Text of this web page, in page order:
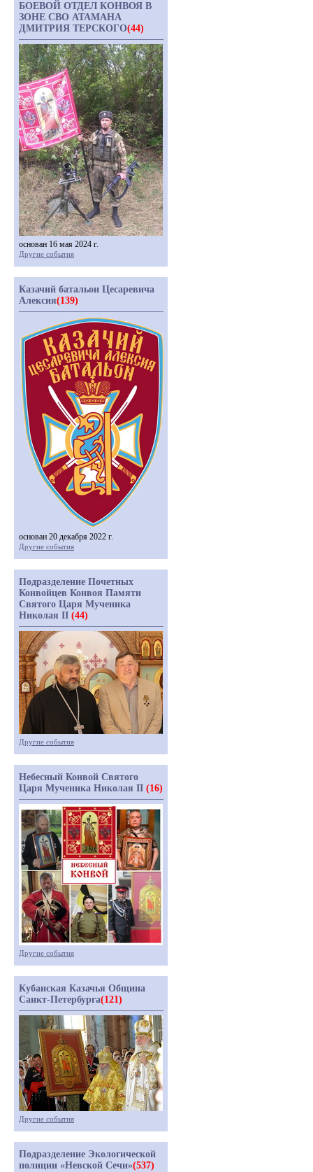
БОЕВОЙ ОТДЕЛ КОНВОЯ В
ЗОНЕ СВО АТАМАНА
ДМИТРИЯ ТЕРСКОГО(44)
основан 16 мая 2024 г.
Другие события
Казачий батальон Цесаревича
Алексия(139)
основан 20 декабря 2022 г.
Другие события
Подразделение Почетных
Конвойцев Конвоя Памяти
Святого Царя Мученика
Николая II (44)
Другие события
Небесный Конвой Святого
Царя Мученика Николая II (16)
Другие события
Кубанская Казачья Община
Санкт-Петербурга(121)
Другие события
Подразделение Экологической
полиции «Невской Сечи»(537)